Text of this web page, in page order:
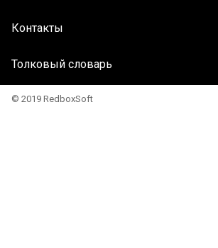
Контакты
Толковый словарь
© 2019 RedboxSoft